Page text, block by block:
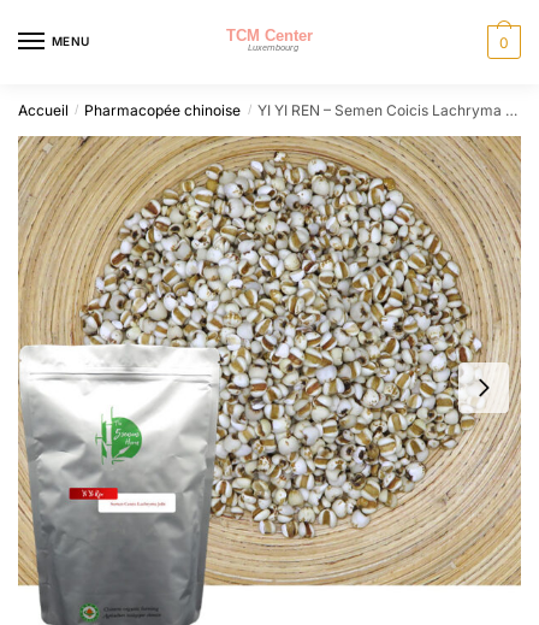
MENU 0
Accueil / Pharmacopée chinoise / YI YI REN – Semen Coicis Lachryma Jobi